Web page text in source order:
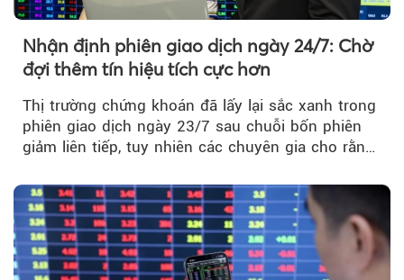
Nhận định phiên giao dịch ngày 24/7: Chờ
đợi thêm tín hiệu tích cực hơn
Thị trường chứng khoán đã lấy lại sắc xanh trong
phiên giao dịch ngày 23/7 sau chuỗi bốn phiên
giảm liên tiếp, tuy nhiên các chuyên gia cho rằng